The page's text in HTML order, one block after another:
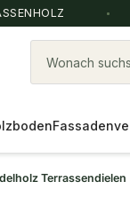
Wonach
Terrassendielen